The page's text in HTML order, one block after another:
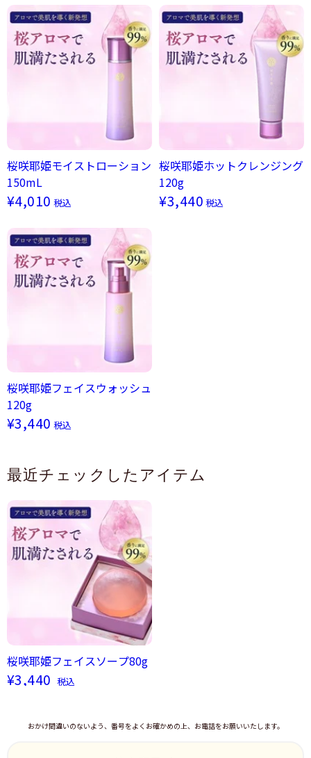
桜咲耶姫モイストローション
150mL
¥4,010 税込
桜咲耶姫ホットクレンジング
120g
¥3,440 税込
桜咲耶姫フェイスウォッシュ
120g
¥3,440 税込
最近チェックしたアイテム
桜咲耶姫フェイスソープ80g
¥3,440 税込
おかけ間違いのないよう、番号をよくお確かめの上、お電話をお願いいたします。